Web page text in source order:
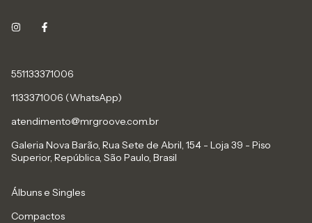
551133371006
1133371006 (WhatsApp)
atendimento@mrgroove.com.br
Galeria Nova Barão, Rua Sete de Abril, 154 - Loja 39 - Piso
Superior, República, São Paulo, Brasil
Álbuns e Singles
Compactos